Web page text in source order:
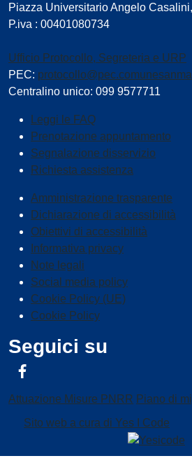
Piazza Universitario Angelo
P.iva : 00401080734
Ufficio Protocollo, Segreteria e URP
PEC:
Centralino unico: 099 9577711
Leggi le FAQ
Prenotazione appuntamento
Segnalazione disservizio
Richiesta assistenza
Amministrazione trasparente
Dichiarazione di accessibilità
Obiettivi di accessibilità
Informativa privacy
Note legali
Social media policy
Cookie Policy (UE)
Cookie Policy
Seguici su
Attuazione Misure PNRR Piano di
Sito web a cura di Yes I Code